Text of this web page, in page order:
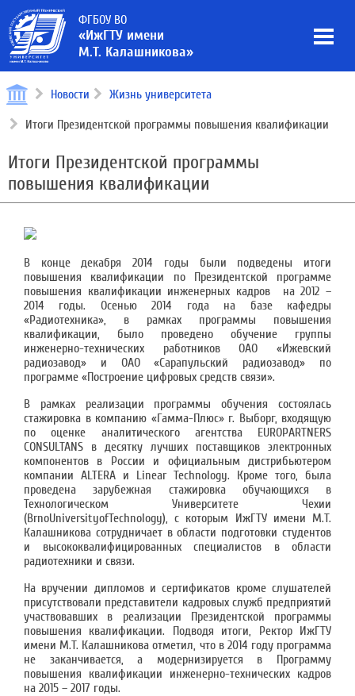
ФГБОУ ВО
«ИжГТУ имени
М.Т. Калашникова»
Новости Жизнь университета
Итоги Президентской программы повышения квалификации
Итоги Президентской программы
повышения квалификации
В конце декабря 2014 годы были подведены итоги
повышения квалификации по Президентской программе
повышения квалификации инженерных кадров на 2012 –
2014 годы. Осенью 2014 года на базе кафедры
«Радиотехника», в рамках программы повышения
квалификации, было проведено обучение группы
инженерно-технических работников ОАО «Ижевский
радиозавод» и ОАО «Сарапульский радиозавод» по
программе «Построение цифровых средств связи».
В рамках реализации программы обучения состоялась
стажировка в компанию «Гамма-Плюс» г. Выборг, входящую
по оценке аналитического агентства EUROPARTNERS
CONSULTANS в десятку лучших поставщиков электронных
компонентов в России и официальным дистрибьютером
компании ALTERA и Linear Technology. Кроме того, была
проведена зарубежная стажировка обучающихся в
Технологическом Университете Чехии
(BrnoUniversityofTechnology), с которым ИжГТУ имени М.Т.
Калашникова сотрудничает в области подготовки студентов
и высококвалифицированных специалистов в области
радиотехники и связи.
На вручении дипломов и сертификатов кроме слушателей
присутствовали представители кадровых служб предприятий
участвовавших в реализации Президентской программы
повышения квалификации. Подводя итоги, Ректор ИжГТУ
имени М.Т. Калашникова отметил, что в 2014 году программа
не заканчивается, а модернизируется в Программу
повышения квалификации инженерно-технических кадров
на 2015 – 2017 годы.